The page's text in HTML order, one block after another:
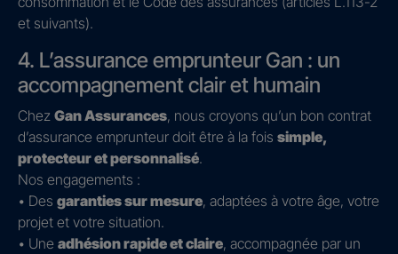
et suivants).
4. L’assurance emprunteur Gan : un
accompagnement clair et humain
Chez Gan Assurances, nous croyons qu’un bon contrat
d’assurance emprunteur doit être à la fois simple,
protecteur et personnalisé.
Nos engagements :
• Des garanties sur mesure, adaptées à votre âge, votre
projet et votre situation.
• Une adhésion rapide et claire, accompagnée par un